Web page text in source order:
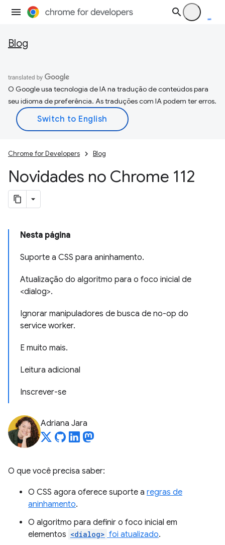
Blog
O Google usa tecnologia de IA na tradução de conteúdos para
seu idioma de preferência. As traduções com IA podem ter erros.
Chrome for Developers Blog
Novidades no Chrome 112
Nesta página
Suporte a CSS para aninhamento.
Atualização do algoritmo para o foco inicial de
<dialog>.
Ignorar manipuladores de busca de no-op do
service worker.
E muito mais.
Leitura adicional
Inscrever-se
Adriana Jara
O que você precisa saber:
O CSS agora oferece suporte a regras de
aninhamento.
O algoritmo para definir o foco inicial em
elementos <dialog> foi atualizado.